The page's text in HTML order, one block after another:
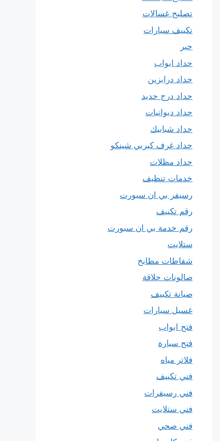
تصليح غسالات
تكييف سيارات
حبر
حداد ابواب
حداد درابزين
حداد درج حديد
حداد ديوانيات
حداد شبابيك
حداد غرف كيربي شينكو
حداد مظلات
خدمات تنظيف
رسيفر بي ان سبورت
رقم تكييف
رقم خدمة بي ان سبورت
ستلايت
شفاطات مطابخ
صالونات حلاقة
صيانة تكييف
غسيل سيارات
فتح ابواب
فتح سيارة
فلاتر مياه
فني تكييف
فني رسيفرات
فني ستلايت
فني صحي